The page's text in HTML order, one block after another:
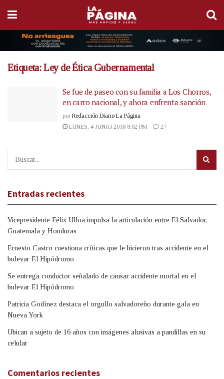
Etiqueta:Ley de Ética Gubernamental
Se fue de paseo con su familia a Los Chorros,
en carro nacional, y ahora enfrenta sanción
por Redacción Diario La Página
LUNES, 4 JUNIO 2018 8:02 PM
27
Entradas recientes
Vicepresidente Félix Ulloa impulsa la articulación entre El Salvador,
Guatemala y Honduras
Ernesto Castro cuestiona críticas que le hicieron tras accidente en el
bulevar El Hipódromo
Se entrega conductor señalado de causar accidente mortal en el
bulevar El Hipódromo
Patricia Godínez destaca el orgullo salvadoreño durante gala en
Nueva York
Ubican a sujeto de 16 años con imágenes alusivas a pandillas en su
celular
Comentarios recientes